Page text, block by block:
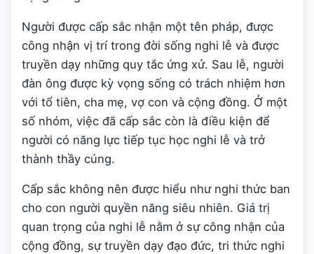
Người được cấp sắc nhận một tên pháp, được
công nhận vị trí trong đời sống nghi lễ và được
truyền dạy những quy tắc ứng xử. Sau lễ, người
đàn ông được kỳ vọng sống có trách nhiệm hơn
với tổ tiên, cha mẹ, vợ con và cộng đồng. Ở một
số nhóm, việc đã cấp sắc còn là điều kiện để
người có năng lực tiếp tục học nghi lễ và trở
thành thầy cúng.
Cấp sắc không nên được hiểu như nghi thức ban
cho con người quyền năng siêu nhiên. Giá trị
quan trọng của nghi lễ nằm ở sự công nhận của
cộng đồng, sự truyền dạy đạo đức, tri thức nghi